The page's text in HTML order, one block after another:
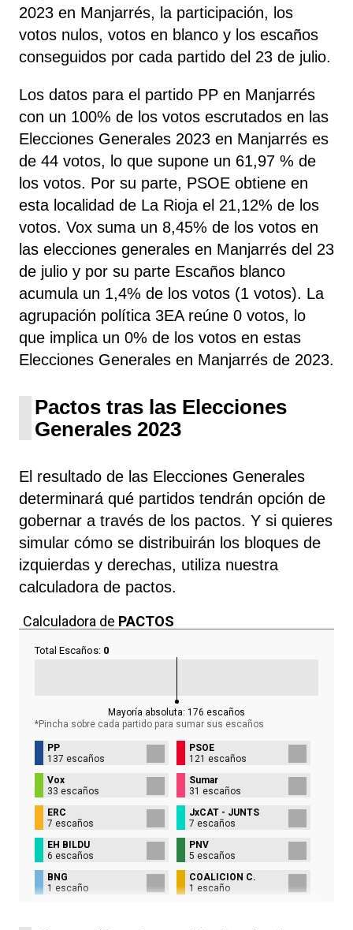
2023 en Manjarrés, la participación, los
votos nulos, votos en blanco y los escaños
conseguidos por cada partido del 23 de julio.
Los datos para el partido PP en Manjarrés
con un 100% de los votos escrutados en las
Elecciones Generales 2023 en Manjarrés es
de 44 votos, lo que supone un 61,97 % de
los votos. Por su parte, PSOE obtiene en
esta localidad de La Rioja el 21,12% de los
votos. Vox suma un 8,45% de los votos en
las elecciones generales en Manjarrés del 23
de julio y por su parte Escaños blanco
acumula un 1,4% de los votos (1 votos). La
agrupación política 3EA reúne 0 votos, lo
que implica un 0% de los votos en estas
Elecciones Generales en Manjarrés de 2023.
Pactos tras las Elecciones
Generales 2023
El resultado de las Elecciones Generales
determinará qué partidos tendrán opción de
gobernar a través de los pactos. Y si quieres
simular cómo se distribuirán los bloques de
izquierdas y derechas, utiliza nuestra
calculadora de pactos.
Calculadora de PACTOS
Total Escaños: 0
Mayoría absoluta: 176 escaños
*Pincha sobre cada partido para sumar sus escaños
PP
137 escaños
PSOE
121 escaños
Vox
33 escaños
Sumar
31 escaños
ERC
7 escaños
JxCAT - JUNTS
7 escaños
EH BILDU
6 escaños
PNV
5 escaños
BNG
1 escaño
COALICIÓN C.
1 escaño